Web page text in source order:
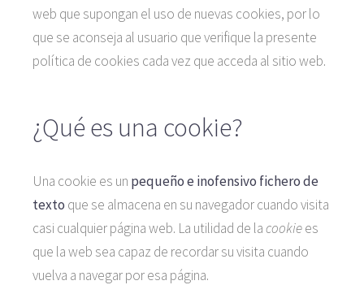
web que supongan el uso de nuevas cookies, por lo
que se aconseja al usuario que verifique la presente
política de cookies cada vez que acceda al sitio web.
¿Qué es una cookie?
Una cookie es un pequeño e inofensivo fichero de
texto que se almacena en su navegador cuando visita
casi cualquier página web. La utilidad de lacookiees
que la web sea capaz de recordar su visita cuando
vuelva a navegar por esa página.